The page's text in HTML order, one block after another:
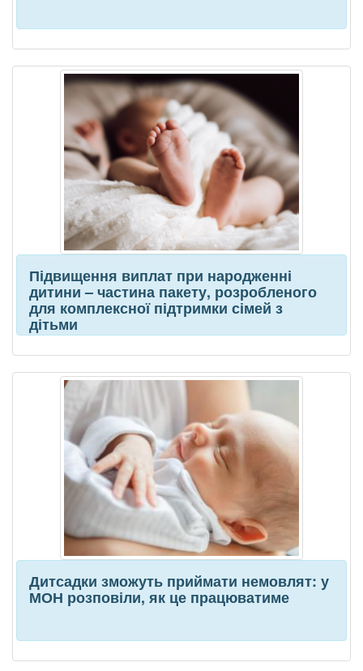
Підвищення виплат при народженні
дитини – частина пакету, розробленого
для комплексної підтримки сімей з
дітьми
Дитсадки зможуть приймати немовлят: у
МОН розповіли, як це працюватиме